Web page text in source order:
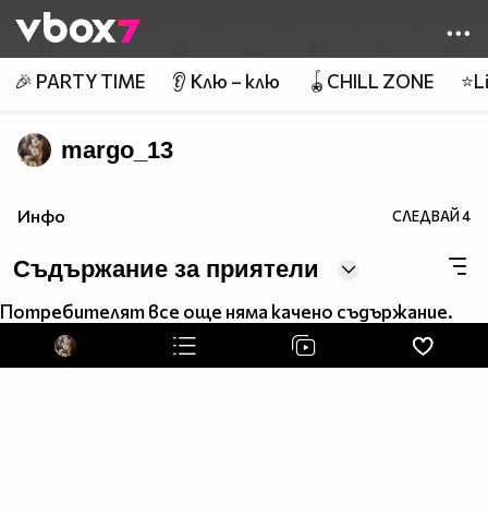
👾
🎉 PARTY TIME 👂 Клю – клю 🪀CHILL ZONE
margo_13
Инфо СЛЕДВАЙ4
Съдържание за приятели
Потребителят все още няма качено съдържание.